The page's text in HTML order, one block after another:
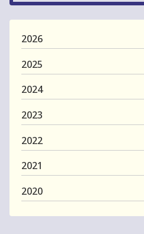
2026
2025
2024
2023
2022
2021
2020